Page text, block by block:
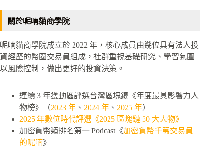
關於呢喃貓商學院
呢喃貓商學院成立於 2022 年，核心成員由幾位具有法人投
資經歷的幣圈交易員組成，社群重視基礎研究、學習氛圍
以風險控制，做出更好的投資決策。
連續 3 年獲動區評選台灣區塊鏈《年度最具影響力人
物榜》（2023 年 、 2024 年 、 2025 年）
2025 年數位時代評選《2025 區塊鏈 30 大人物》
加密貨幣類排名第一 Podcast《加密貨幣千萬交易員
的呢喃》